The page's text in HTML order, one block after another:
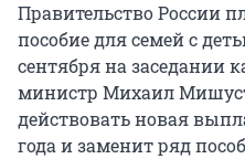
Правительство России
пособие для семей с
сентября на заседании
министр Михаил
действовать новая
года и заменит ряд